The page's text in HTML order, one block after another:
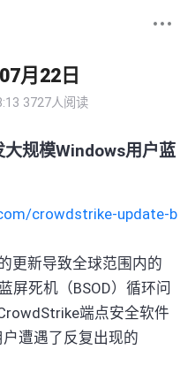
月22日
3727人阅读
规模Windows用户蓝
crowdstrike-update-b
更新导致全球范围内的
屏死机（BSOD）循环问
端点安全软件
遭遇了反复出现的